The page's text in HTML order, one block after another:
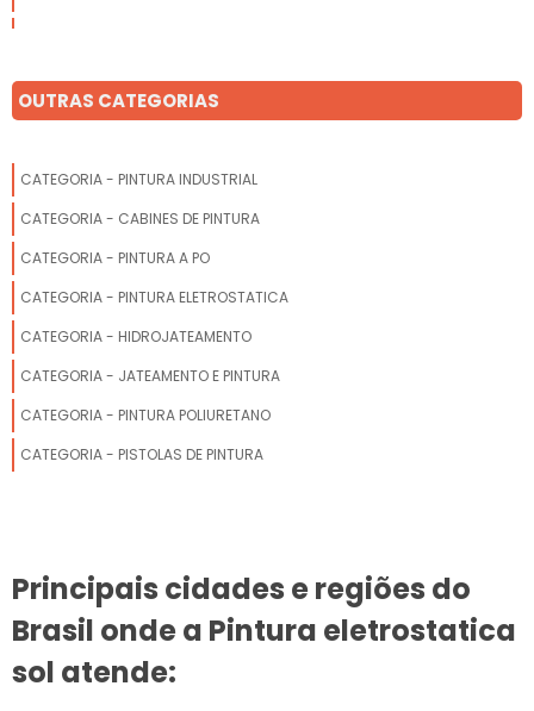
OUTRAS CATEGORIAS
CATEGORIA - PINTURA INDUSTRIAL
CATEGORIA - CABINES DE PINTURA
CATEGORIA - PINTURA A PO
CATEGORIA - PINTURA ELETROSTATICA
CATEGORIA - HIDROJATEAMENTO
CATEGORIA - JATEAMENTO E PINTURA
CATEGORIA - PINTURA POLIURETANO
CATEGORIA - PISTOLAS DE PINTURA
Principais cidades e regiões do
Brasil onde a Pintura eletrostatica
sol atende: